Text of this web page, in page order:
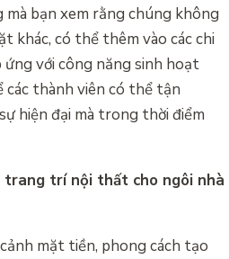
mà bạn xem rằng chúng không
khác, có thể thêm vào các chi
với công năng sinh hoạt
các thành viên có thể tận
hiện đại mà trong thời điểm
trang trí nội thất cho ngôi nhà
mặt tiền, phong cách tạo